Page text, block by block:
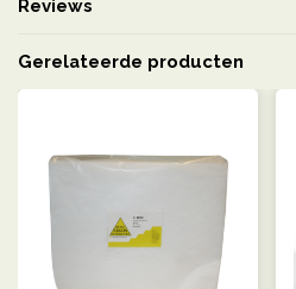
Reviews
Gerelateerde producten